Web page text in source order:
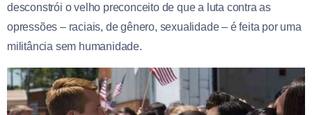
desconstrói o velho preconceito de que a luta contra as
opressões – raciais, de gênero, sexualidade – é feita por uma
militância sem humanidade.